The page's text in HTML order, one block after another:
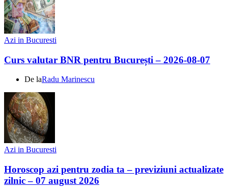
Azi in Bucuresti
Curs valutar BNR pentru București – 2026-08-07
De laRadu Marinescu
Azi in Bucuresti
Horoscop azi pentru zodia ta – previziuni actualizate
zilnic – 07 august 2026